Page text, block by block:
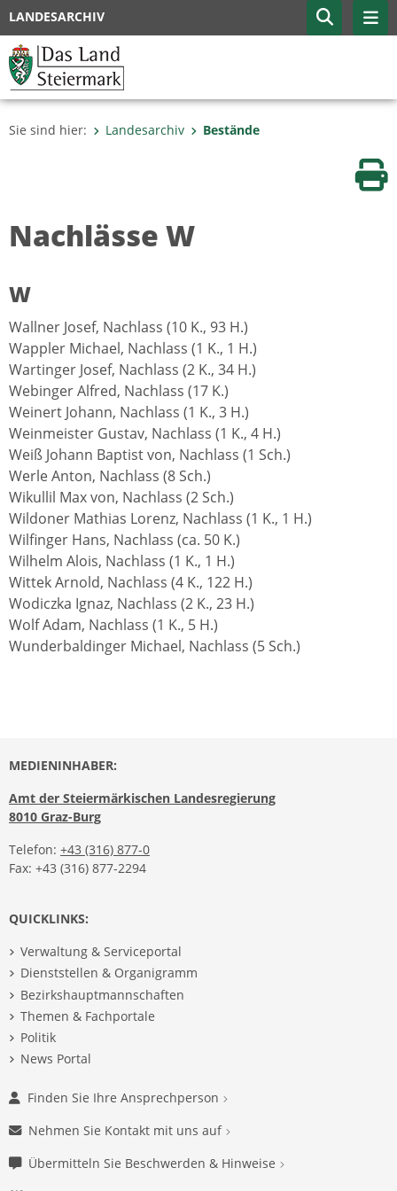
LANDESARCHIV
Sie sind hier: Landesarchiv Bestände
Nachlässe W
W
Wallner Josef, Nachlass (10 K., 93 H.)
Wappler Michael, Nachlass (1 K., 1 H.)
Wartinger Josef, Nachlass (2 K., 34 H.)
Webinger Alfred, Nachlass (17 K.)
Weinert Johann, Nachlass (1 K., 3 H.)
Weinmeister Gustav, Nachlass (1 K., 4 H.)
Weiß Johann Baptist von, Nachlass (1 Sch.)
Werle Anton, Nachlass (8 Sch.)
Wikullil Max von, Nachlass (2 Sch.)
Wildoner Mathias Lorenz, Nachlass (1 K., 1 H.)
Wilfinger Hans, Nachlass (ca. 50 K.)
Wilhelm Alois, Nachlass (1 K., 1 H.)
Wittek Arnold, Nachlass (4 K., 122 H.)
Wodiczka Ignaz, Nachlass (2 K., 23 H.)
Wolf Adam, Nachlass (1 K., 5 H.)
Wunderbaldinger Michael, Nachlass (5 Sch.)
MEDIENINHABER:
Amt der Steiermärkischen Landesregierung
8010 Graz-Burg
Telefon: +43 (316) 877-0
Fax: +43 (316) 877-2294
QUICKLINKS:
Verwaltung & Serviceportal
Dienststellen & Organigramm
Bezirkshauptmannschaften
Themen & Fachportale
Politik
News Portal
Finden Sie Ihre Ansprechperson
Nehmen Sie Kontakt mit uns auf
Übermitteln Sie Beschwerden & Hinweise